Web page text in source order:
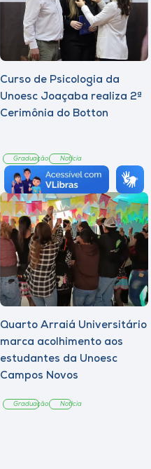
Curso de Psicologia da
Unoesc Joaçaba realiza 2ª
Cerimônia do Botton
Graduação Notícia
Quarto Arraiá Universitário
marca acolhimento aos
estudantes da Unoesc
Campos Novos
Graduação Notícia